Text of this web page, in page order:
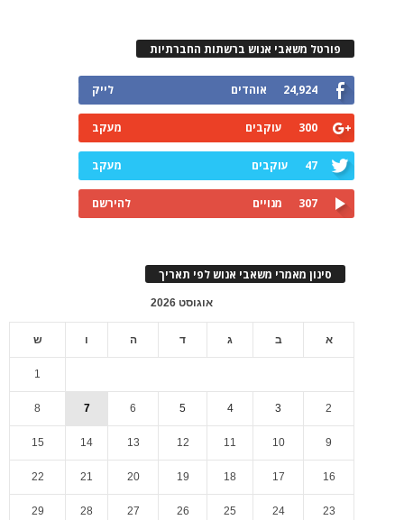
פורטל משאבי אנוש ברשתות החברתיות
24,924 אוהדים לייק
300 עוקבים מעקב
47 עוקבים מעקב
307 מנויים להירשם
סינון מאמרי משאבי אנוש לפי תאריך
אוגוסט 2026
א ב ג ד ה ו ש
1
2
3
4
5
6
7
8
9
10
11
12
13
14
15
16
17
18
19
20
21
22
23
24
25
26
27
28
29